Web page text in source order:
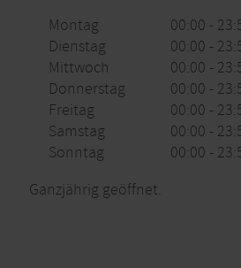
Montag
00:00 -
Dienstag
00:00 -
Mittwoch
00:00 -
Donnerstag
00:00 -
Freitag
00:00 -
Samstag
00:00 -
Sonntag
00:00 -
Ganzjährig geöffnet.